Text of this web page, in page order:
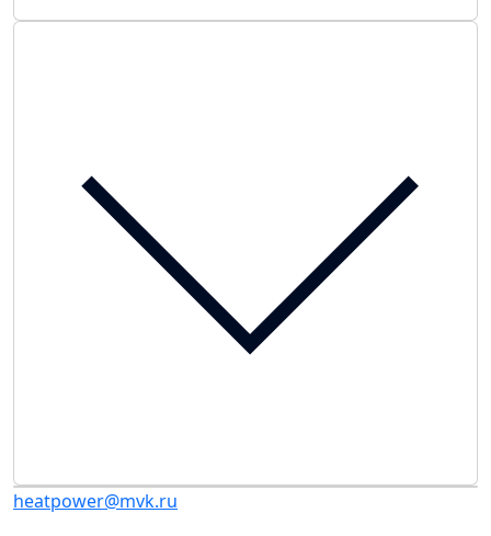
heatpower@mvk.ru